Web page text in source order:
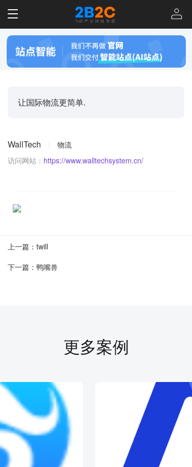
T
g
e
i
o
n
让国际物流更简单.
WallTech
物流
访问网站： https://www.walltechsystem.cn/
上一篇： twill
下一篇： 鸭嘴兽
更多案例